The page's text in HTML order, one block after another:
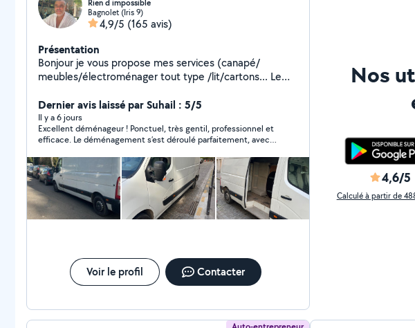
Rien d impossible
Bagnolet (Iris 9)
4,9/5 (165 avis)
Présentation
Bonjour je vous propose mes services (canapé/
meubles/électroménager tout type /lit/cartons... Le
chantier/déménagement A votre disposition 7/7
Confiance/rapidité/fiabilité. Tel zéro six. Dix . Cinquante
sept . Quarante cinq .quarante deux.
Dernier avis laissé par Suhail : 5/5
Il y a 6 jours
Excellent déménageur ! Ponctuel, très gentil, professionnel et
efficace. Le déménagement s’est déroulé parfaitement, avec
Personne de confiance que je recommande les yeux fermés.
Encore merci pour votre excellent travail !
Voir le profil Contacter
Nos
4,6/5
Calculé à partir de